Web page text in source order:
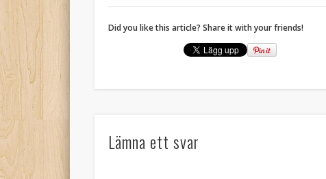
Did you like this article? Share it with your friends!
Lämna ett svar